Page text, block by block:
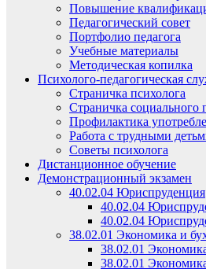
Повышение
Педагогический совет
Портфолио педагога
Учебные материалы
Методическая копилка
Психолого-педагогическая
Страничка психолога
Страничка социального
Профилактика
Работа с трудными
Советы психолога
Дистанционное обучение
Демонстрационный экзамен
40.02.04 Юриспруденция
40.02.04
40.02.04
38.02.01 Экономика и
38.02.01
38.02.01